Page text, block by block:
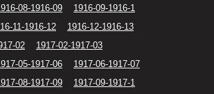
08-1916-09
1916-09-1916-1
11-1916-12
1916-12-1916-13
02
1917-02-1917-03
05-1917-06
1917-06-1917-07
08-1917-09
1917-09-1917-1